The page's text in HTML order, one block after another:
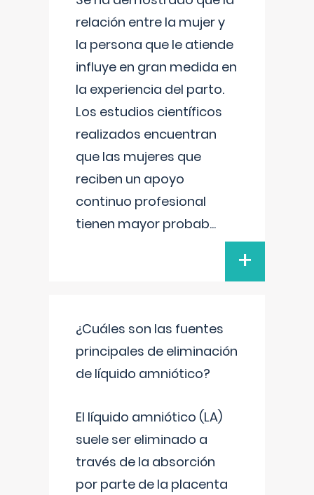
relación entre la mujer y
la persona que le atiende
influye en gran medida en
la experiencia del parto.
Los estudios científicos
realizados encuentran
que las mujeres que
reciben un apoyo
continuo profesional
tienen mayor probab...
+
¿Cuáles son las fuentes
principales de eliminación
de líquido amniótico?
El líquido amniótico (LA)
suele ser eliminado a
través de la absorción
por parte de la placenta